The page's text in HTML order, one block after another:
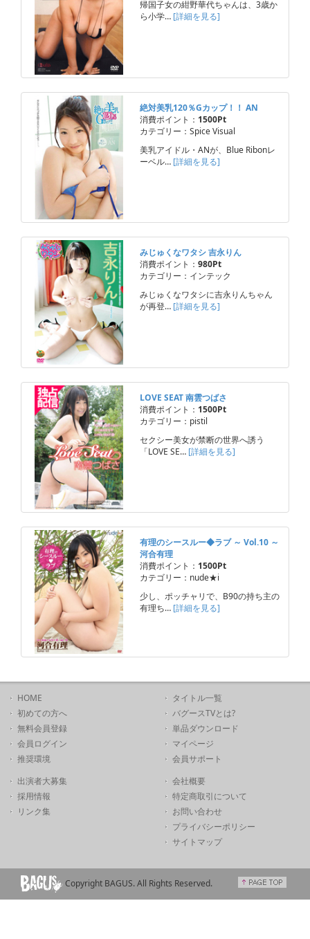
帰国子女の紺野華代ちゃんは、3歳か
ら小学… [詳細を見る]
絶対美乳120％Gカップ！！ AN
消費ポイント： 1500Pt
カテゴリー：Spice Visual
美乳アイドル・ANが、Blue Ribonレ
ーベル… [詳細を見る]
みじゅくなワタシ 吉永りん
消費ポイント： 980Pt
カテゴリー：インテック
みじゅくなワタシに吉永りんちゃん
が再登… [詳細を見る]
LOVE SEAT 南雲つばさ
消費ポイント： 1500Pt
カテゴリー：pistil
セクシー美女が禁断の世界へ誘う
「LOVE SE… [詳細を見る]
有理のシースルー◆ラブ ～ Vol.10 ～
河合有理
消費ポイント： 1500Pt
カテゴリー：nude★i
少し、ポッチャリで、B90の持ち主の
有理ち… [詳細を見る]
HOME
初めての方へ
無料会員登録
会員ログイン
推奨環境
タイトル一覧
バグースTVとは?
単品ダウンロード
マイページ
会員サポート
出演者大募集
採用情報
リンク集
会社概要
特定商取引について
お問い合わせ
プライバシーポリシー
サイトマップ
Copyright BAGUS. All Rights Reserved.